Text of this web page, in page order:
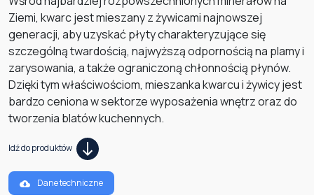
Ziemi, kwarc jest mieszany z żywicami najnowszej
generacji, aby uzyskać płyty charakteryzujące się
szczególną twardością, najwyższą odpornością na plamy i
zarysowania, a także ograniczoną chłonnością płynów.
Dzięki tym właściwościom, mieszanka kwarcu i żywicy jest
bardzo ceniona w sektorze wyposażenia wnętrz oraz do
tworzenia blatów kuchennych.
Idź do produktów
Dane techniczne